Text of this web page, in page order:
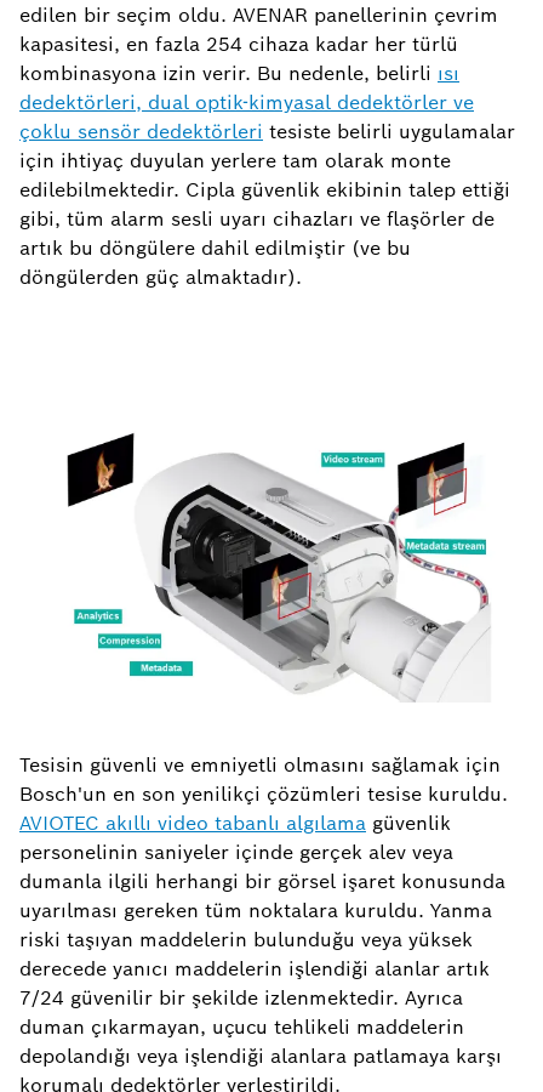
edilen bir seçim oldu. AVENAR panellerinin çevrim
kapasitesi, en fazla 254 cihaza kadar her türlü
kombinasyona izin verir. Bu nedenle, belirli ısı
dedektörleri, dual optik-kimyasal dedektörler ve
çoklu sensör dedektörleri tesiste belirli uygulamalar
için ihtiyaç duyulan yerlere tam olarak monte
edilebilmektedir. Cipla güvenlik ekibinin talep ettiği
gibi, tüm alarm sesli uyarı cihazları ve flaşörler de
artık bu döngülere dahil edilmiştir (ve bu
döngülerden güç almaktadır).
Tesisin güvenli ve emniyetli olmasını sağlamak için
Bosch'un en son yenilikçi çözümleri tesise kuruldu.
AVIOTEC akıllı video tabanlı algılama güvenlik
personelinin saniyeler içinde gerçek alev veya
dumanla ilgili herhangi bir görsel işaret konusunda
uyarılması gereken tüm noktalara kuruldu. Yanma
riski taşıyan maddelerin bulunduğu veya yüksek
derecede yanıcı maddelerin işlendiği alanlar artık
7/24 güvenilir bir şekilde izlenmektedir. Ayrıca
duman çıkarmayan, uçucu tehlikeli maddelerin
depolandığı veya işlendiği alanlara patlamaya karşı
korumalı dedektörler yerleştirildi.